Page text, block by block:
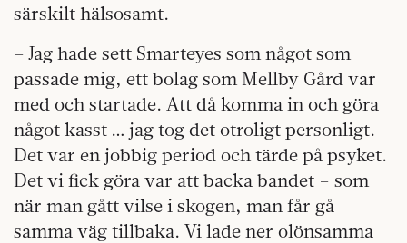
särskilt hälsosamt.
– Jag hade sett Smarteyes som något som
passade mig, ett bolag som Mellby Gård var
med och startade. Att då komma in och göra
något kasst … jag tog det otroligt personligt.
Det var en jobbig period och tärde på psyket.
Det vi fick göra var att backa bandet – som
när man gått vilse i skogen, man får gå
samma väg tillbaka. Vi lade ner olönsamma